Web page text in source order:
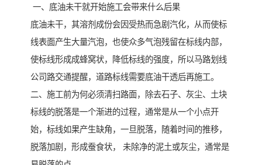
一、底油未干就开始施工会带来什么后果
底油未干，其溶剂成份会因受热而急剧汽化，从而使标
线表面产生大量汽泡，也使众多气泡残留在标线内部，
使标线形成成蜂窝状，降低标线的强度，所以马路划线
公司路交通提醒，道路标线需要底油干透后再施工。
二、施工前为何必须清扫路面，除去石子、灰尘、土块
标线的脱落是一个渐进的过程，通常是从一个小点开
始，标线如果产生缺角，一旦脱落，随着时间的推移，
脱落加剧，形成蚕食状， 未除净的泥土或灰尘，通常是